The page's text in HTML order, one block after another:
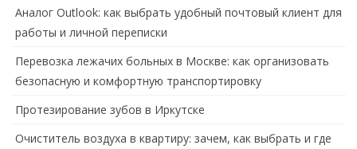
Аналог Outlook: как выбрать удобный почтовый клиент для
работы и личной переписки
Перевозка лежачих больных в Москве: как организовать
безопасную и комфортную транспортировку
Протезирование зубов в Иркутске
Очиститель воздуха в квартиру: зачем, как выбрать и где